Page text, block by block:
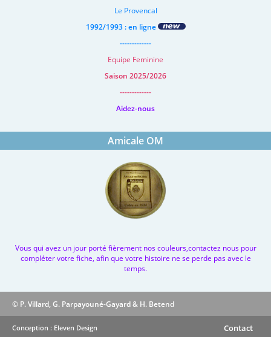
Le Provencal
1992/1993 : en ligne
-------------
Equipe Feminine
Saison 2025/2026
-------------
Aidez-nous
Amicale OM
Vous qui avez un jour porté fièrement nos couleurs,contactez nous pour
compléter votre fiche, afin que votre histoire ne se perde pas avec le
temps.
© P. Villard, G. Parpayouné-Gayard & H. Betend
Conception : Eleven Design Contact